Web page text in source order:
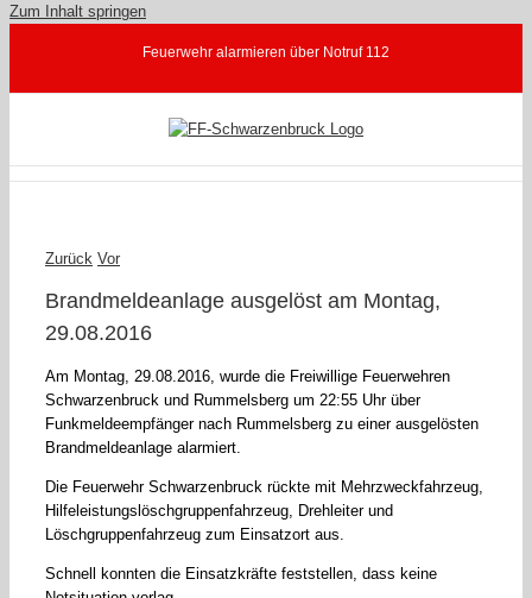
Zum Inhalt springen
Feuerwehr alarmieren über Notruf 112
Zurück Vor
Brandmeldeanlage ausgelöst am Montag,
29.08.2016
Am Montag, 29.08.2016, wurde die Freiwillige Feuerwehren
Schwarzenbruck und Rummelsberg um 22:55 Uhr über
Funkmeldeempfänger nach Rummelsberg zu einer ausgelösten
Brandmeldeanlage alarmiert.
Die Feuerwehr Schwarzenbruck rückte mit Mehrzweckfahrzeug,
Hilfeleistungslöschgruppenfahrzeug, Drehleiter und
Löschgruppenfahrzeug zum Einsatzort aus.
Schnell konnten die Einsatzkräfte feststellen, dass keine